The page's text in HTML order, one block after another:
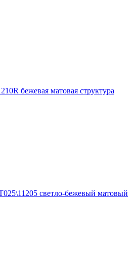
бежевая матовая структура
светло-бежевый матовый